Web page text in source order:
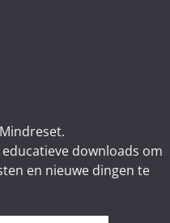
downloads om
en nieuwe dingen te